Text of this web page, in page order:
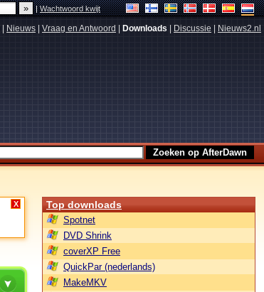
|Wachtwoord kwijt
Nieuws Vraag en Antwoord Downloads Discussie Nieuws2.nl
X Top downloads
Spotnet
DVD Shrink
coverXP Free
QuickPar (nederlands)
MakeMKV